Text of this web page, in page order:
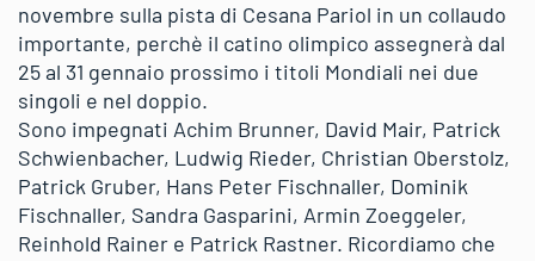
novembre sulla pista di Cesana Pariol in un collaudo
importante, perchè il catino olimpico assegnerà dal
25 al 31 gennaio prossimo i titoli Mondiali nei due
singoli e nel doppio.
Sono impegnati Achim Brunner, David Mair, Patrick
Schwienbacher, Ludwig Rieder, Christian Oberstolz,
Patrick Gruber, Hans Peter Fischnaller, Dominik
Fischnaller, Sandra Gasparini, Armin Zoeggeler,
Reinhold Rainer e Patrick Rastner. Ricordiamo che